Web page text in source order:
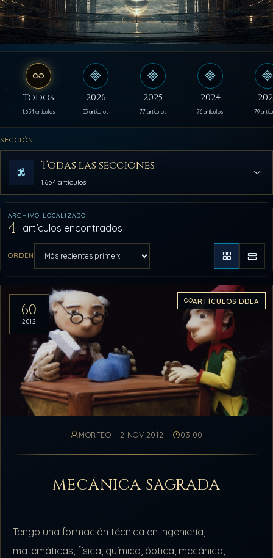
Todos
1.654 artículos
2026
53 artículos
2025
77 artículos
2024
76 artículos 79
SECCIÓN
Todas las secciones
1.654 artículos
ARCHIVO LOCALIZADO
4 artículos encontrados
ORDEN
Artículos del archivo
60
2012
ARTÍCULOS DDLA
MORFÉO 2 NOV 2012 03:00
MECÁNICA SAGRADA
Tengo una formación técnica en ingeniería,
matemáticas, física, química, óptica, mecánica,